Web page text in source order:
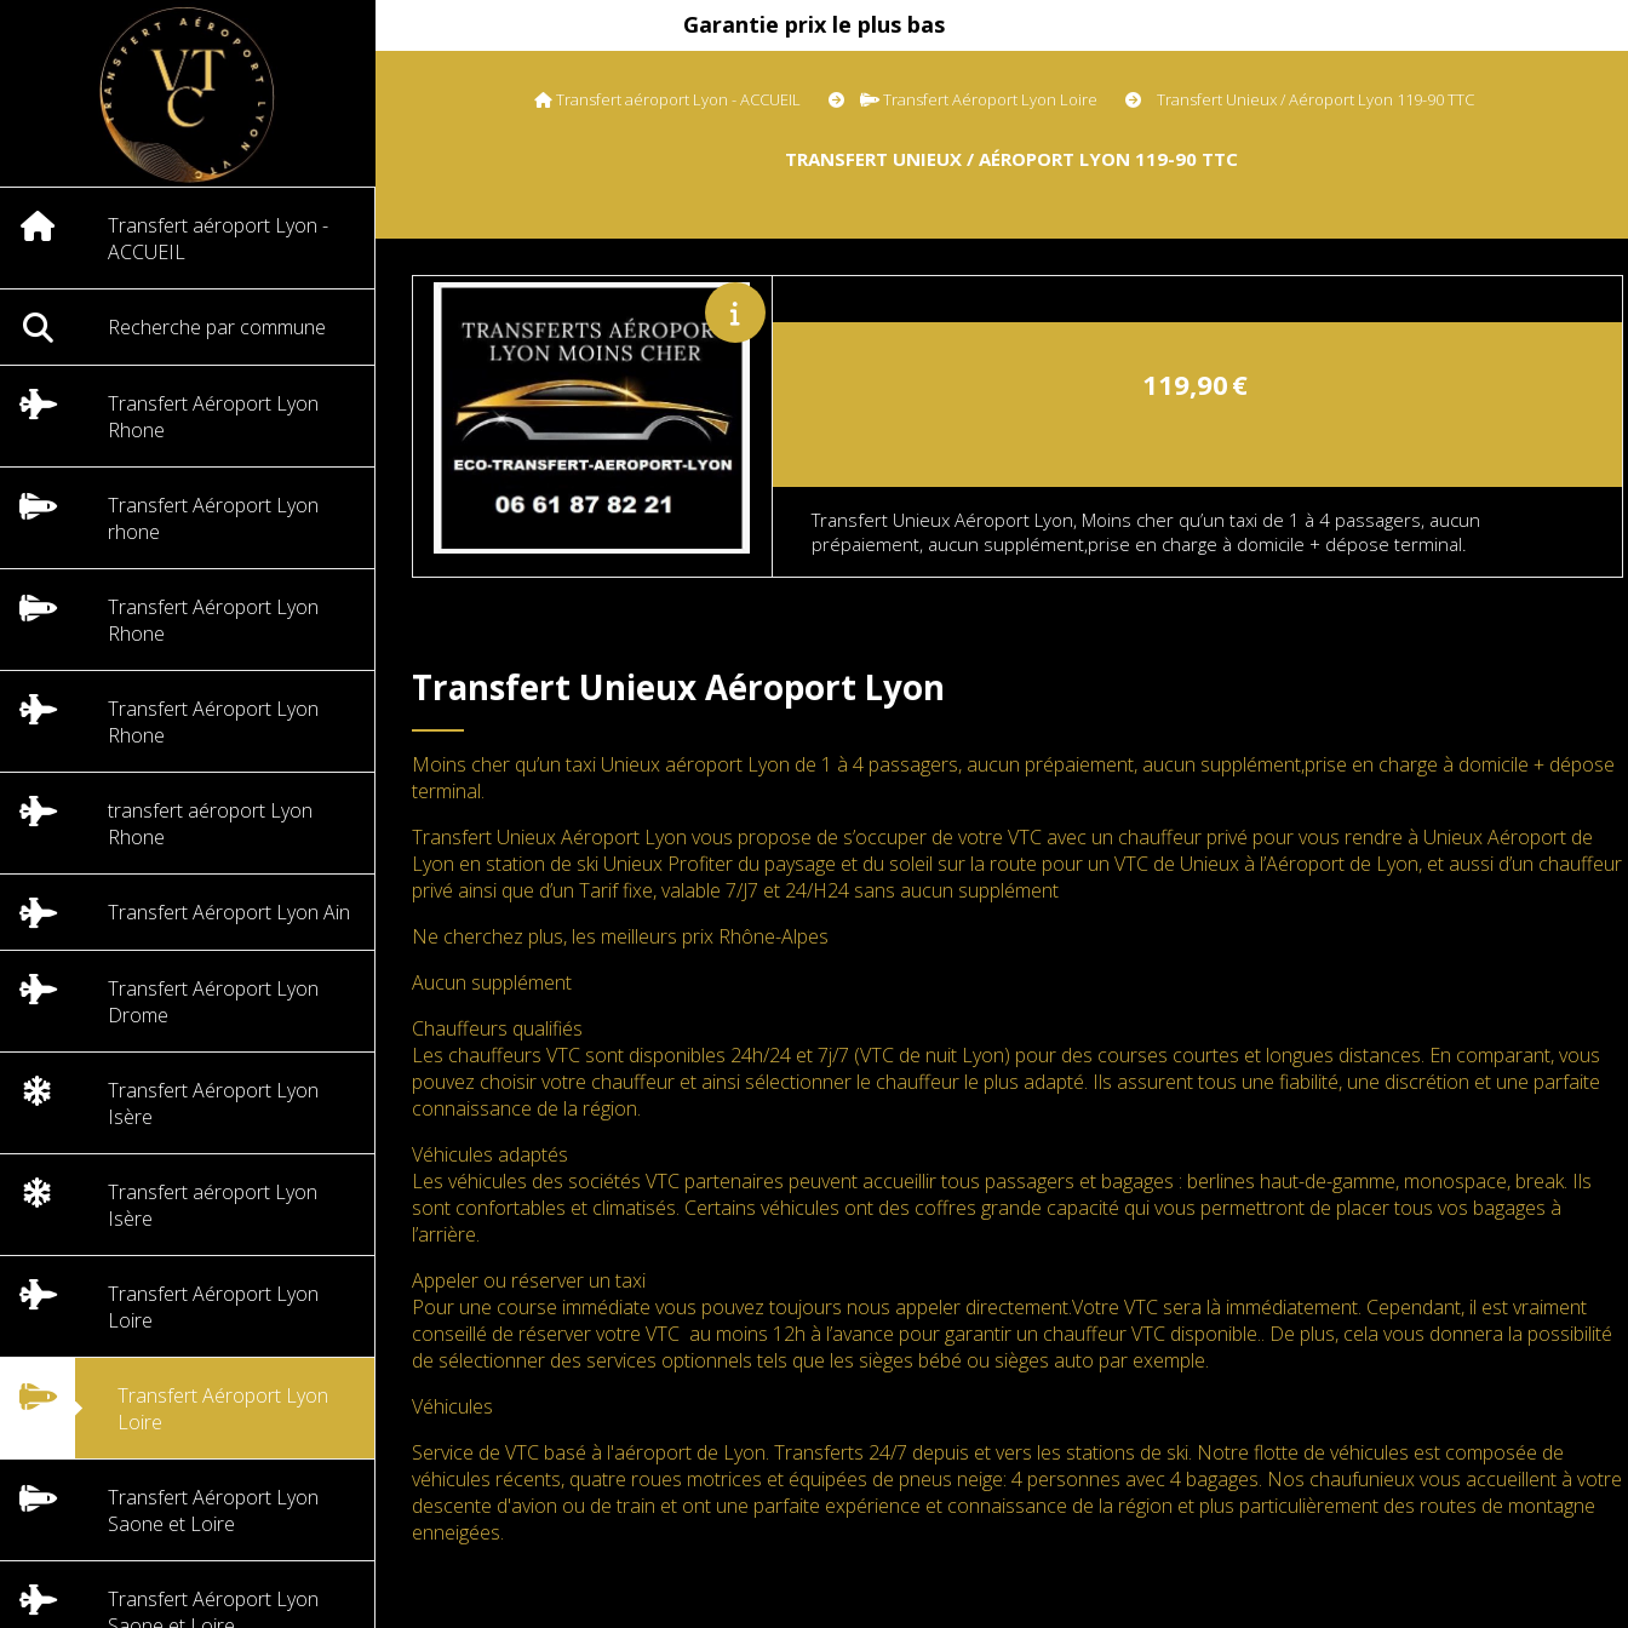
Garantie prix le plus bas
Transfert aéroport Lyon -
ACCUEIL
Recherche par commune
Transfert Aéroport Lyon
Rhone
Transfert Aéroport Lyon
rhone
Transfert Aéroport Lyon
Rhone
Transfert Aéroport Lyon
Rhone
transfert aéroport Lyon
Rhone
Transfert Aéroport Lyon Ain
Transfert Aéroport Lyon
Drome
Transfert Aéroport Lyon
Isère
Transfert aéroport Lyon
Isère
Transfert Aéroport Lyon
Loire
Transfert Aéroport Lyon
Loire
Transfert Aéroport Lyon
Saone et Loire
Transfert Aéroport Lyon
Transfert aéroport Lyon - ACCUEIL Transfert Aéroport Lyon Loire Transfert Unieux / Aéroport Lyon 119-90 TTC
TRANSFERT UNIEUX / AÉROPORT LYON 119-90 TTC
119,90€
Transfert Unieux Aéroport Lyon, Moins cher qu’un taxi de 1 à 4 passagers, aucun
prépaiement, aucun supplément,prise en charge à domicile + dépose terminal.
Transfert Unieux Aéroport Lyon
Moins cher qu’un taxi Unieux aéroport Lyon de 1 à 4 passagers, aucun prépaiement, aucun supplément,prise en charge à domicile + dépose
terminal.
Transfert Unieux Aéroport Lyon vous propose de s’occuper de votre VTC avec un chauffeur privé pour vous rendre à Unieux Aéroport de
Lyon en station de ski Unieux Profiter du paysage et du soleil sur la route pour un VTC de Unieux à l’Aéroport de Lyon, et aussi d’un chauffeur
privé ainsi que d’un Tarif fixe, valable 7/J7 et 24/H24 sans aucun supplément
Ne cherchez plus, les meilleurs prix Rhône-Alpes
Aucun supplément
Chauffeurs qualifiés
Les chauffeurs VTC sont disponibles 24h/24 et 7j/7 (VTC de nuit Lyon) pour des courses courtes et longues distances. En comparant, vous
pouvez choisir votre chauffeur et ainsi sélectionner le chauffeur le plus adapté. Ils assurent tous une fiabilité, une discrétion et une parfaite
connaissance de la région.
Véhicules adaptés
Les véhicules des sociétés VTC partenaires peuvent accueillir tous passagers et bagages : berlines haut-de-gamme, monospace, break. Ils
sont confortables et climatisés. Certains véhicules ont des coffres grande capacité qui vous permettront de placer tous vos bagages à
l’arrière.
Appeler ou réserver un taxi
Pour une course immédiate vous pouvez toujours nous appeler directement.Votre VTC sera là immédiatement. Cependant, il est vraiment
conseillé de réserver votre VTC au moins 12h à l’avance pour garantir un chauffeur VTC disponible.. De plus, cela vous donnera la possibilité
de sélectionner des services optionnels tels que les sièges bébé ou sièges auto par exemple.
Véhicules
Service de VTC basé à l'aéroport de Lyon. Transferts 24/7 depuis et vers les stations de ski. Notre flotte de véhicules est composée de
véhicules récents, quatre roues motrices et équipées de pneus neige: 4 personnes avec 4 bagages. Nos chaufunieux vous accueillent à votre
descente d'avion ou de train et ont une parfaite expérience et connaissance de la région et plus particulièrement des routes de montagne
enneigées.